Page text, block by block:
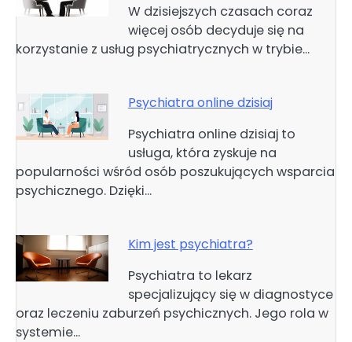
W dzisiejszych czasach coraz
więcej osób decyduje się na
korzystanie z usług psychiatrycznych w trybie…
Psychiatra online dzisiaj
Psychiatra online dzisiaj to
usługa, która zyskuje na
popularności wśród osób poszukujących wsparcia
psychicznego. Dzięki…
Kim jest psychiatra?
Psychiatra to lekarz
specjalizujący się w diagnostyce
oraz leczeniu zaburzeń psychicznych. Jego rola w
systemie…